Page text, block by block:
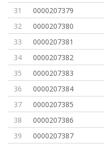
31
0000207379
32
0000207380
33
0000207381
34
0000207382
35
0000207383
36
0000207384
37
0000207385
38
0000207386
39
0000207387